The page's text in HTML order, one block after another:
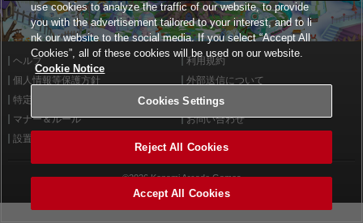
ヘルプ
利用規約
個人情報等保護方針
外部送信について
特定商取引法に基づく表示
サイトポリシー
マナー＆ルール
お問い合わせ
設置店舗検索
©2026 Konami Arcade Games
use cookies to analyze the traffic of our website, to provide
you with the advertisement tailored to your interest, and to li
nk our website to the social media. If you select “Accept All
Cookies”, all of these cookies will be used on our website.
Cookie Notice
Cookies Settings
Reject All Cookies
Accept All Cookies